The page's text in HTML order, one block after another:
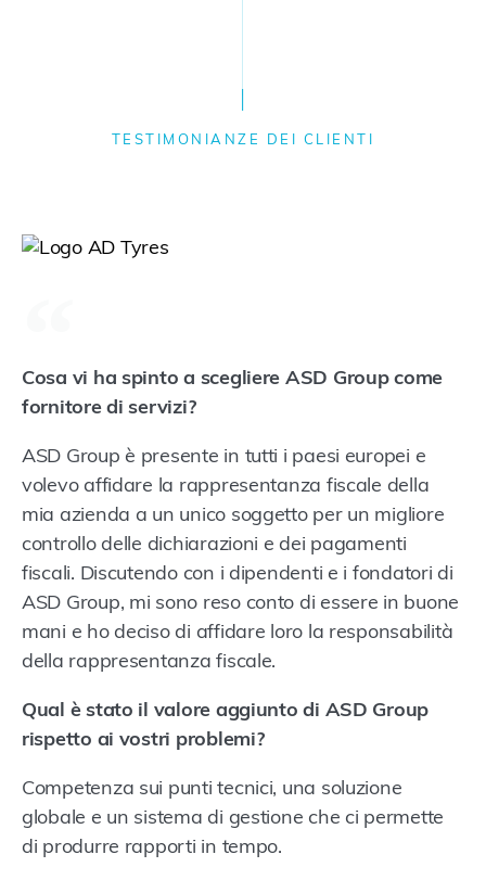
TESTIMONIANZE DEI CLIENTI
Cosa vi ha spinto a scegliere ASD Group come
fornitore di servizi?
ASD Group è presente in tutti i paesi europei e
volevo affidare la rappresentanza fiscale della
mia azienda a un unico soggetto per un migliore
controllo delle dichiarazioni e dei pagamenti
fiscali. Discutendo con i dipendenti e i fondatori di
ASD Group, mi sono reso conto di essere in buone
mani e ho deciso di affidare loro la responsabilità
della rappresentanza fiscale.
Qual è stato il valore aggiunto di ASD Group
rispetto ai vostri problemi?
Competenza sui punti tecnici, una soluzione
globale e un sistema di gestione che ci permette
di produrre rapporti in tempo.